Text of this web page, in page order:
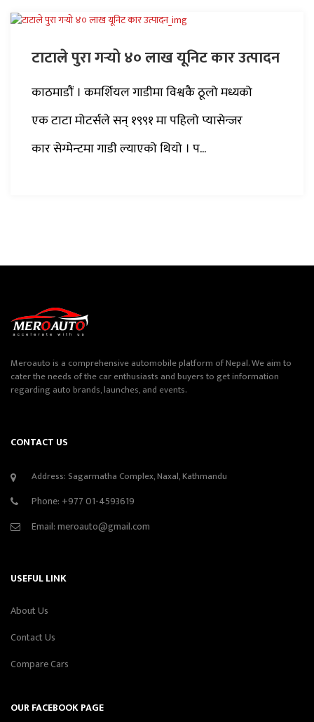
टाटाले पुरा गर्‍यो ४० लाख यूनिट कार उत्पादन
काठमाडौं । कमर्शियल गाडीमा विश्वकै ठूलो मध्यको
एक टाटा मोटर्सले सन् १९९१ मा पहिलो प्यासेन्जर
कार सेग्मेन्टमा गाडी ल्याएको थियो । प...
Meroauto is a comprehensive automobile platform of Nepal. We aim to
cater the needs of the car enthusiasts and buyers to get information
regarding auto brands, launches, and events.
CONTACT US
Address: Sagarmatha Complex, Naxal, Kathmandu
Phone: +977 01-4593619
Email:meroauto@gmail.com
USEFUL LINK
About Us
Contact Us
Compare Cars
OUR FACEBOOK PAGE